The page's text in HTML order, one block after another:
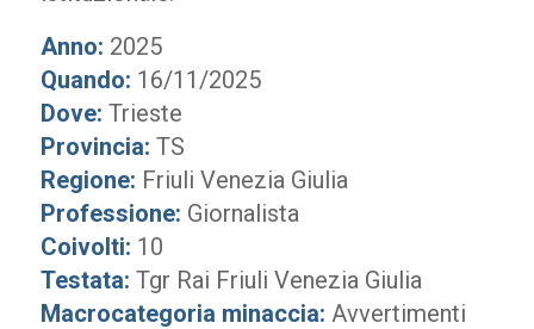
Anno: 2025
Quando: 16/11/2025
Dove: Trieste
Provincia: TS
Regione: Friuli Venezia Giulia
Professione: Giornalista
Coivolti: 10
Testata: Tgr Rai Friuli Venezia Giulia
Macrocategoria minaccia: Avvertimenti